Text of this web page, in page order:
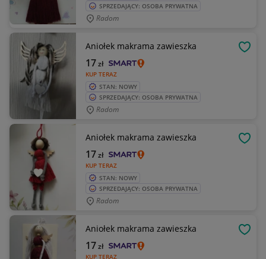
SPRZEDAJĄCY: OSOBA PRYWATNA
Radom
Aniołek makrama zawieszka
KUP TERAZ
17zł
STAN: NOWY
SPRZEDAJĄCY: OSOBA PRYWATNA
Radom
Aniołek makrama zawieszka
KUP TERAZ
17zł
STAN: NOWY
SPRZEDAJĄCY: OSOBA PRYWATNA
Radom
Aniołek makrama zawieszka
KUP TERAZ
17zł